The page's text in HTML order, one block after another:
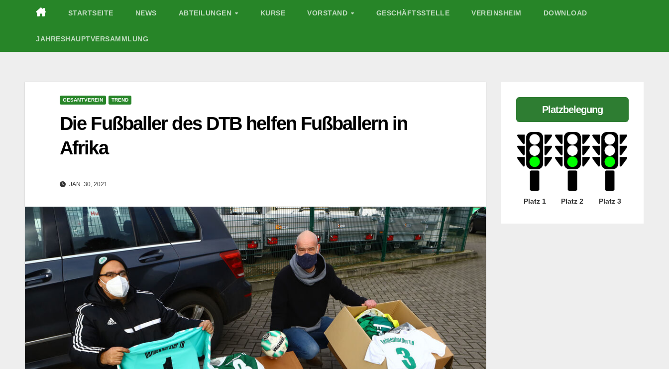
STARTSEITE NEWS ABTEILUNGEN KURSE VORSTAND GESCHÄFTSSTELLE VEREINSHEIM DOWNLOAD
JAHRESHAUPTVERSAMMLUNG
GESAMTVEREIN TREND
Die Fußballer des DTB helfen Fußballern in
Afrika
JAN. 30, 2021
Platzbelegung
Platz 1 Platz 2 Platz 3